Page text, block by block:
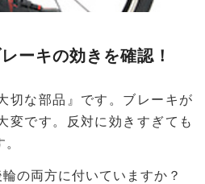
ーキの効きを確認！
切な部品』です。ブレーキが
変です。反対に効きすぎても
の両方に付いていますか？